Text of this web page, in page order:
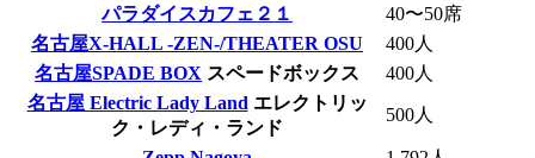
パラダイスカフェ２１
40〜50席
名古屋X-HALL -ZEN-/THEATER OSU
400人
名古屋SPADE BOX スペードボックス
400人
名古屋 Electric Lady Land エレクトリッ
ク・レディ・ランド
500人